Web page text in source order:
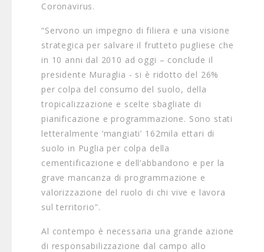
Coronavirus.
“Servono un impegno di filiera e una visione
strategica per salvare il frutteto pugliese che
in 10 anni dal 2010 ad oggi – conclude il
presidente Muraglia - si è ridotto del 26%
per colpa del consumo del suolo, della
tropicalizzazione e scelte sbagliate di
pianificazione e programmazione. Sono stati
letteralmente ‘mangiati’ 162mila ettari di
suolo in Puglia per colpa della
cementificazione e dell’abbandono e per la
grave mancanza di programmazione e
valorizzazione del ruolo di chi vive e lavora
sul territorio”.
Al contempo è necessaria una grande azione
di responsabilizzazione dal campo allo